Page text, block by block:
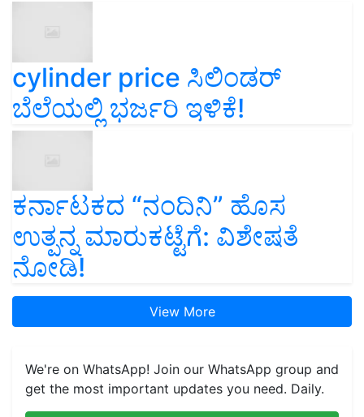
cylinder price ಸಿಲಿಂಡರ್‌
ಬೆಲೆಯಲ್ಲಿ ಭರ್ಜರಿ ಇಳಿಕೆ!
ಕರ್ನಾಟಕದ “ನಂದಿನಿ” ಹೊಸ
ಉತ್ಪನ್ನ ಮಾರುಕಟ್ಟೆಗೆ: ವಿಶೇಷತೆ
ನೋಡಿ!
View More
We're on WhatsApp! Join our WhatsApp group and
get the most important updates you need. Daily.